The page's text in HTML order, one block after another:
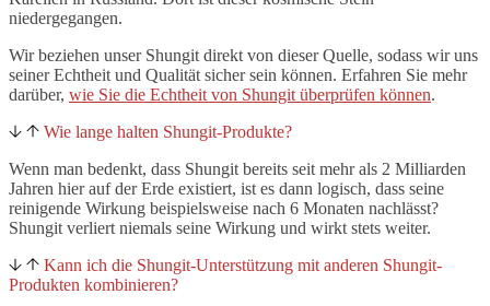
niedergegangen.
Wir beziehen unser Shungit direkt von dieser Quelle, sodass wir uns
seiner Echtheit und Qualität sicher sein können. Erfahren Sie mehr
darüber, wie Sie die Echtheit von Shungit überprüfen können.
Wie lange halten Shungit-Produkte?
Wenn man bedenkt, dass Shungit bereits seit mehr als 2 Milliarden
Jahren hier auf der Erde existiert, ist es dann logisch, dass seine
reinigende Wirkung beispielsweise nach 6 Monaten nachlässt?
Shungit verliert niemals seine Wirkung und wirkt stets weiter.
Kann ich die Shungit-Unterstützung mit anderen Shungit-
Produkten kombinieren?